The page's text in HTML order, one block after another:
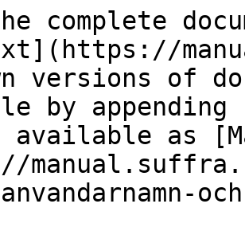
complete
versions of
by
available as